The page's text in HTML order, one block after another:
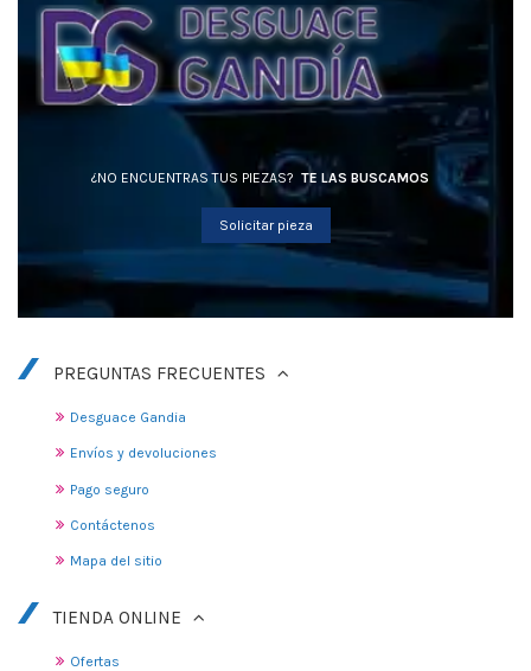
¿NO ENCUENTRAS TUS PIEZAS? TE LAS BUSCAMOS
Solicitar pieza
PREGUNTAS FRECUENTES
Desguace Gandia
Envíos y devoluciones
Pago seguro
Contáctenos
Mapa del sitio
TIENDA ONLINE
Ofertas